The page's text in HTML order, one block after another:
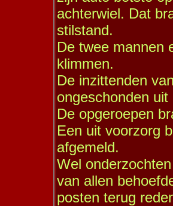
achterwiel. Dat
stilstand.
De twee mannen
klimmen.
De inzittenden
ongeschonden
De opgeroepen
Een uit voorzorg
afgemeld.
Wel
van allen
posten terug